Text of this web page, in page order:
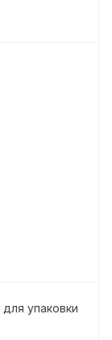
для упаковки